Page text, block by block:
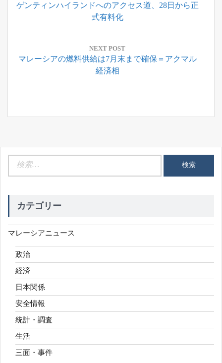
ナ
シ
ン
Previous
ゲンティンハイランドへのアクセス道、28日から正
式有料化
NEXT POST
Next
マレーシアの燃料供給は7月末まで確保＝アクマル
経済相
カテゴリー
マレーシアニュース
政治
経済
日本関係
安全情報
統計・調査
生活
三面・事件